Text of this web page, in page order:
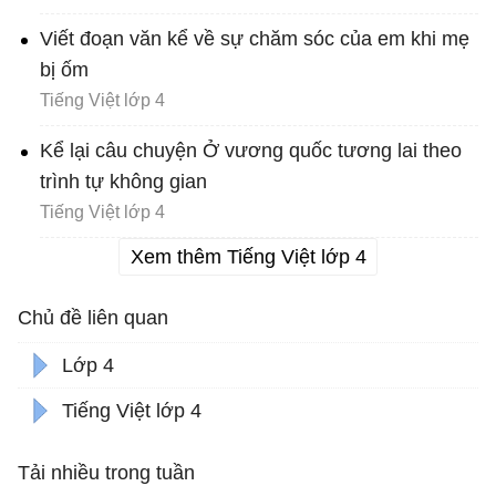
Viết đoạn văn kể về sự chăm sóc của em khi mẹ
bị ốm
Tiếng Việt lớp 4
Kể lại câu chuyện Ở vương quốc tương lai theo
trình tự không gian
Tiếng Việt lớp 4
Xem thêm Tiếng Việt lớp 4
Chủ đề liên quan
Lớp 4
Tiếng Việt lớp 4
Tải nhiều trong tuần